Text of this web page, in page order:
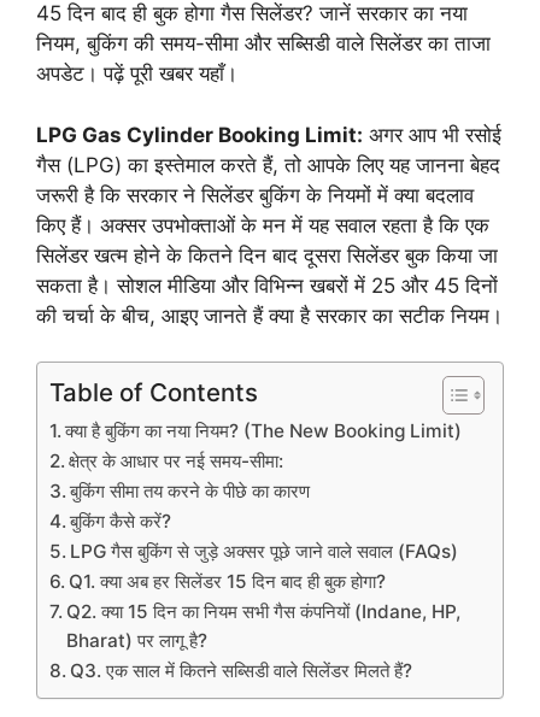
45 दिन बाद ही बुक होगा गैस सिलेंडर? जानें सरकार का नया
नियम, बुकिंग की समय-सीमा और सब्सिडी वाले सिलेंडर का ताजा
अपडेट। पढ़ें पूरी खबर यहाँ।
LPG Gas Cylinder Booking Limit: अगर आप भी रसोई
गैस (LPG) का इस्तेमाल करते हैं, तो आपके लिए यह जानना बेहद
जरूरी है कि सरकार ने सिलेंडर बुकिंग के नियमों में क्या बदलाव
किए हैं। अक्सर उपभोक्ताओं के मन में यह सवाल रहता है कि एक
सिलेंडर खत्म होने के कितने दिन बाद दूसरा सिलेंडर बुक किया जा
सकता है। सोशल मीडिया और विभिन्न खबरों में 25 और 45 दिनों
की चर्चा के बीच, आइए जानते हैं क्या है सरकार का सटीक नियम।
Table of Contents
​क्या है बुकिंग का नया नियम? (The New Booking Limit)
​क्षेत्र के आधार पर नई समय-सीमा:
​बुकिंग सीमा तय करने के पीछे का कारण
​बुकिंग कैसे करें?
LPG गैस बुकिंग से जुड़े अक्सर पूछे जाने वाले सवाल (FAQs)
Q1. क्या अब हर सिलेंडर 15 दिन बाद ही बुक होगा?
Q2. क्या 15 दिन का नियम सभी गैस कंपनियों (Indane, HP,
Bharat) पर लागू है?
Q3. एक साल में कितने सब्सिडी वाले सिलेंडर मिलते हैं?